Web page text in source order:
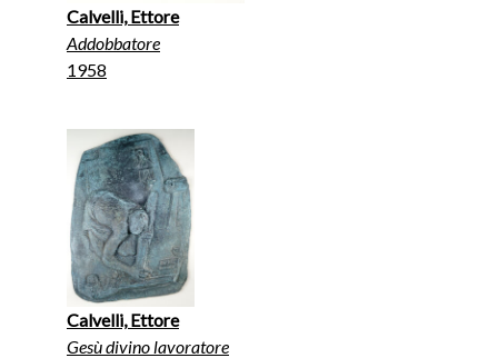
Calvelli, Ettore
Addobbatore
1958
Calvelli, Ettore
Gesù divino lavoratore